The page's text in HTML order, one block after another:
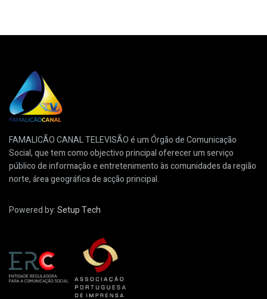
FAMALICÃO CANAL TELEVISÃO é um Órgão de Comunicação
Social, que tem como objectivo principal oferecer um serviço
público de informação e entretenimento às comunidades da região
norte, área geográfica de acção principal.
Powered by:Setup Tech